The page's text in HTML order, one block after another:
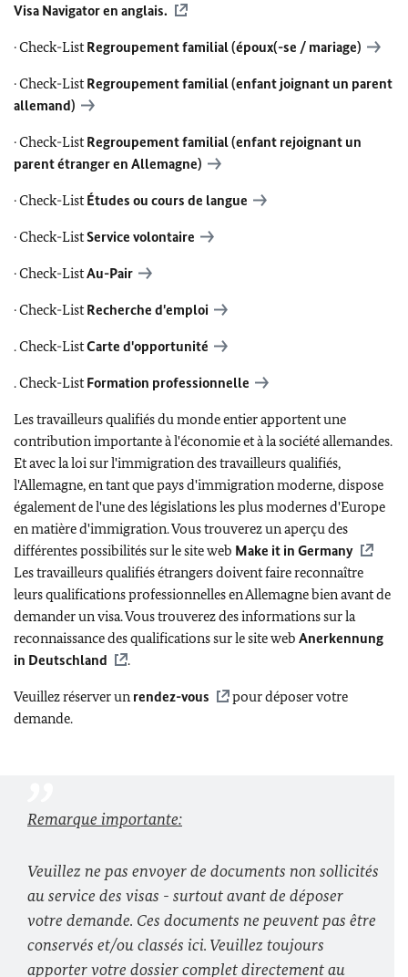
Visa Navigator en anglais.
· Check-ListRegroupement familial (époux(-se / mariage)
· Check-ListRegroupement familial (enfant joignant un parent
allemand)
· Check-ListRegroupement familial (enfant rejoignant un
parent étranger en Allemagne)
· Check-ListÉtudes ou cours de langue
· Check-ListService volontaire
· Check-ListAu-Pair
· Check-ListRecherche d'emploi
. Check-ListCarte d'opportunité
. Check-ListFormation professionnelle
Les travailleurs qualifiés du monde entier apportent une
contribution importante à l'économie et à la société allemandes.
Et avec la loi sur l'immigration des travailleurs qualifiés,
l'Allemagne, en tant que pays d'immigration moderne, dispose
également de l'une des législations les plus modernes d'Europe
en matière d'immigration. Vous trouverez un aperçu des
différentes possibilités sur le site web Make it in Germany
Les travailleurs qualifiés étrangers doivent faire reconnaître
leurs qualifications professionnelles en Allemagne bien avant de
demander un visa. Vous trouverez des informations sur la
reconnaissance des qualifications sur le site web Anerkennung
in Deutschland
.
Veuillez réserver un rendez-vous
pour déposer votre
demande.
Remarque importante:
Veuillez ne pas envoyer de documents non sollicités
au service des visas - surtout avant de déposer
votre demande. Ces documents ne peuvent pas être
conservés et/ou classés ici. Veuillez toujours
apporter votre dossier complet directement au